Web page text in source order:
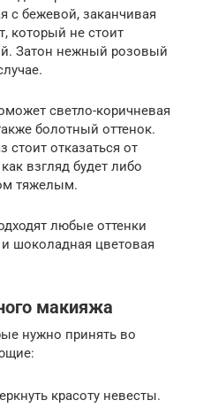
с бежевой, заканчивая
который не стоит
Затон нежный розовый
светло-коричневая
болотный оттенок.
стоит отказаться от
взгляд будет либо
тяжелым.
любые оттенки
и шоколадная цветовая
макияжа
нужно принять во
красоту невесты.